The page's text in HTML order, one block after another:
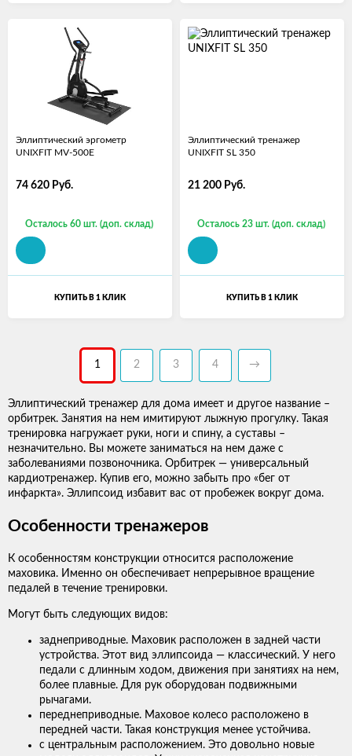
Эллиптический эргометр
UNIXFIT MV-500E
74 620 Руб.
Осталось 60 шт. (доп. склад)
КУПИТЬ В 1 КЛИК
Эллиптический тренажер
UNIXFIT SL 350
21 200 Руб.
Осталось 23 шт. (доп. склад)
КУПИТЬ В 1 КЛИК
1 2 3 4 →
Эллиптический тренажер для дома имеет и другое название –
орбитрек. Занятия на нем имитируют лыжную прогулку. Такая
тренировка нагружает руки, ноги и спину, а суставы –
незначительно. Вы можете заниматься на нем даже с
заболеваниями позвоночника. Орбитрек — универсальный
кардиотренажер. Купив его, можно забыть про «бег от
инфаркта». Эллипсоид избавит вас от пробежек вокруг дома.
Особенности тренажеров
К особенностям конструкции относится расположение
маховика. Именно он обеспечивает непрерывное вращение
педалей в течение тренировки.
Могут быть следующих видов:
заднеприводные. Маховик расположен в задней части
устройства. Этот вид эллипсоида — классический. У него
педали с длинным ходом, движения при занятиях на нем,
более плавные. Для рук оборудован подвижными
рычагами.
переднеприводные. Маховое колесо расположено в
передней части. Такая конструкция менее устойчива.
с центральным расположением. Это довольно новые